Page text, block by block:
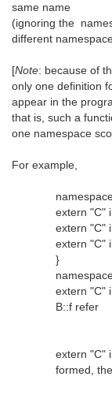
same name
(ignoring the
different
[Note: because of
only one definition
appear in the
that is, such a
one namespace
For example,
extern "C"
extern "C"
extern "C"
}
B::f refer
extern
formed,